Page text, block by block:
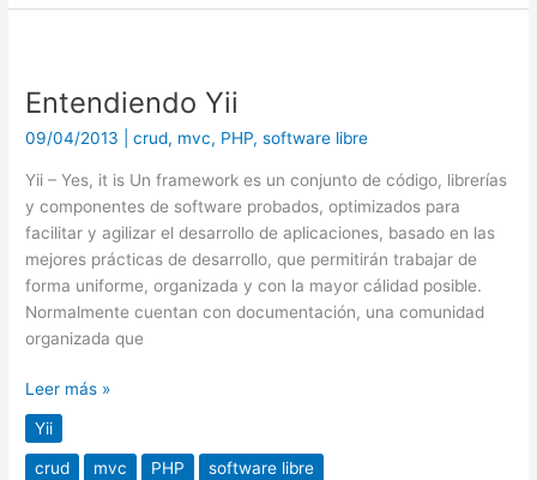
Entendiendo Yii
09/04/2013 |crud, mvc, PHP,software libre
Yii – Yes, it is Un framework es un conjunto de código, librerías
y componentes de software probados, optimizados para
facilitar y agilizar el desarrollo de aplicaciones, basado en las
mejores prácticas de desarrollo, que permitirán trabajar de
forma uniforme, organizada y con la mayor cálidad posible.
Normalmente cuentan con documentación, una comunidad
organizada que
Leer más »
Yii
crud mvc PHP software libre